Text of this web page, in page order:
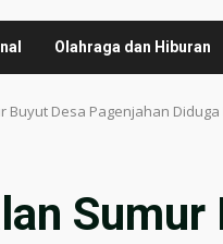
Olahraga dan Hiburan
Buyut Desa Pagenjahan
Sumur